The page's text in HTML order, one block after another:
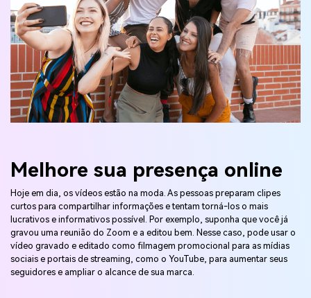
Melhore sua presença online
Hoje em dia, os vídeos estão na moda. As pessoas preparam clipes
curtos para compartilhar informações e tentam torná-los o mais
lucrativos e informativos possível. Por exemplo, suponha que você já
gravou uma reunião do Zoom e a editou bem. Nesse caso, pode usar o
vídeo gravado e editado como filmagem promocional para as mídias
sociais e portais de streaming, como o YouTube, para aumentar seus
seguidores e ampliar o alcance de sua marca.